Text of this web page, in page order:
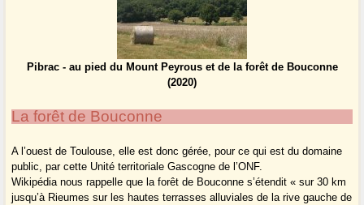
Pibrac - au pied du Mount Peyrous et de la forêt de Bouconne
(2020)
La forêt de Bouconne
A l’ouest de Toulouse, elle est donc gérée, pour ce qui est du domaine
public, par cette Unité territoriale Gascogne de l’ONF.
Wikipédia nous rappelle que la forêt de Bouconne s’étendit « sur 30 km
jusqu’à Rieumes sur les hautes terrasses alluviales de la rive gauche de